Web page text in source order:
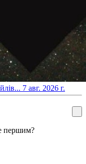
7 авг. 2026 г.
першим?